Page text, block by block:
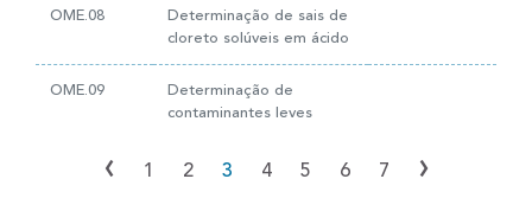
OME.08
Determinação de sais de
cloreto solúveis em ácido
OME.09
Determinação de
contaminantes leves
‹ 1 2 3 4 5 6 7 ›